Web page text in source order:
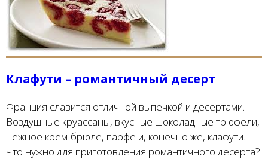
Клафути – романтичный десерт
Франция славится отличной выпечкой и десертами.
Воздушные круассаны, вкусные шоколадные трюфели,
нежное крем-брюле, парфе и, конечно же, клафути.
Что нужно для приготовления романтичного десерта?